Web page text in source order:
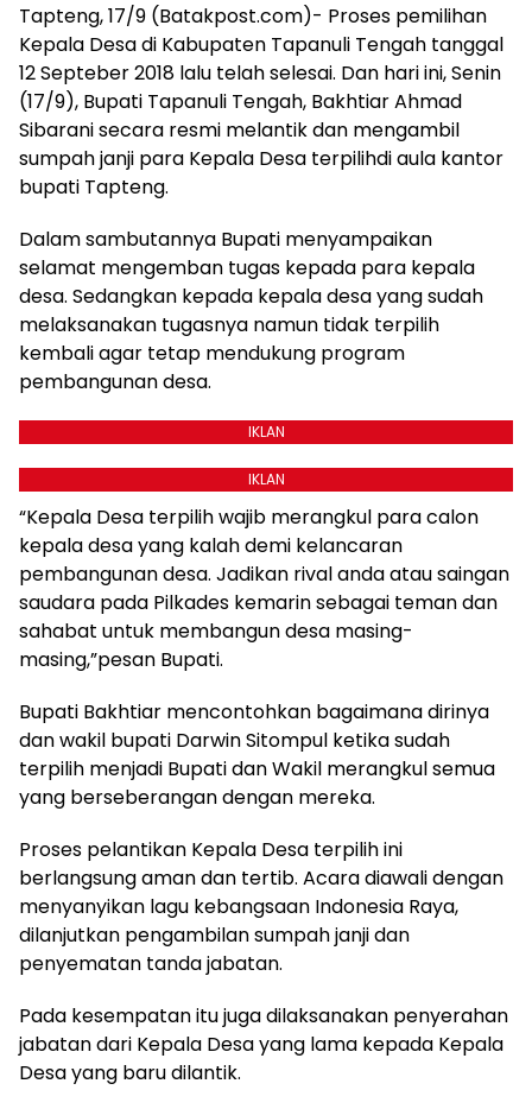
Tapteng, 17/9 (Batakpost.com)- Proses pemilihan
Kepala Desa di Kabupaten Tapanuli Tengah tanggal
12 Septeber 2018 lalu telah selesai. Dan hari ini, Senin
(17/9), Bupati Tapanuli Tengah, Bakhtiar Ahmad
Sibarani secara resmi melantik dan mengambil
sumpah janji para Kepala Desa terpilihdi aula kantor
bupati Tapteng.
Dalam sambutannya Bupati menyampaikan
selamat mengemban tugas kepada para kepala
desa. Sedangkan kepada kepala desa yang sudah
melaksanakan tugasnya namun tidak terpilih
kembali agar tetap mendukung program
pembangunan desa.
IKLAN
IKLAN
“Kepala Desa terpilih wajib merangkul para calon
kepala desa yang kalah demi kelancaran
pembangunan desa. Jadikan rival anda atau saingan
saudara pada Pilkades kemarin sebagai teman dan
sahabat untuk membangun desa masing-
masing,”pesan Bupati.
Bupati Bakhtiar mencontohkan bagaimana dirinya
dan wakil bupati Darwin Sitompul ketika sudah
terpilih menjadi Bupati dan Wakil merangkul semua
yang berseberangan dengan mereka.
Proses pelantikan Kepala Desa terpilih ini
berlangsung aman dan tertib. Acara diawali dengan
menyanyikan lagu kebangsaan Indonesia Raya,
dilanjutkan pengambilan sumpah janji dan
penyematan tanda jabatan.
Pada kesempatan itu juga dilaksanakan penyerahan
jabatan dari Kepala Desa yang lama kepada Kepala
Desa yang baru dilantik.